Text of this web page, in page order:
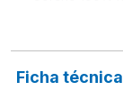
Ficha técnica